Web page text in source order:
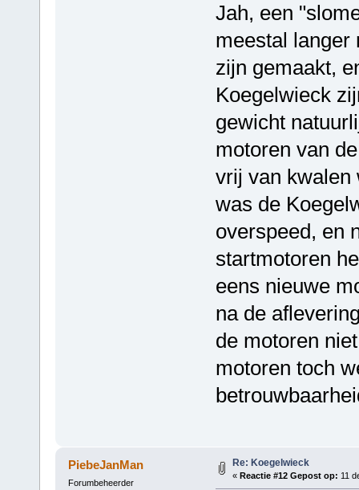
Jah, een
meestal langer
zijn gemaakt,
Koegelwieck
gewicht
motoren van
vrij van kwalen
was de
overspeed, en
startmotoren
eens nieuwe
na de
de motoren
motoren toch
PiebeJanMan
Forumbeheerder
Re: Koegelwieck
« Reactie #12 Gepost op: 11